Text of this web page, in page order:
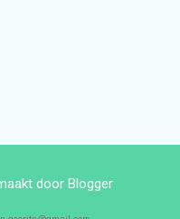
door Blogger